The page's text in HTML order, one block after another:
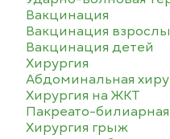
Вакцинация
Вакцинация
Вакцинация детей
Хирургия
Абдоминальная
Хирургия на ЖКТ
Пакреато-
Хирургия грыж